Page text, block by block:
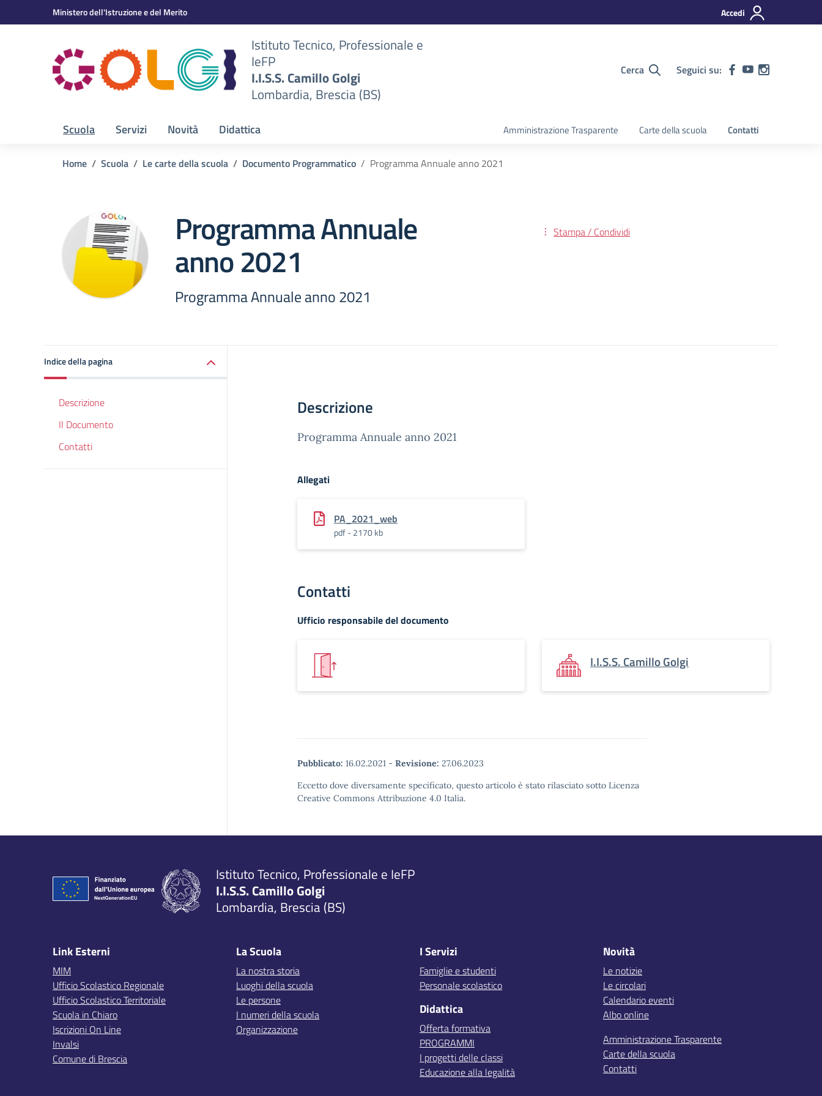
Vai ai contenuti
Vai al menu di navigazioneMinistero dell'Istruzione e del Merito Accedi
Istituto Tecnico, Professionale e
IeFP
I.I.S.S. Camillo Golgi
Lombardia, Brescia (BS)
Cerca Seguici su:
Scuola Servizi Novità Didattica Amministrazione Trasparente Carte della scuola Contatti
Home Scuola Le carte della scuola Documento Programmatico Programma Annuale anno 2021
Programma Annuale
anno 2021
Programma Annuale anno 2021
Stampa / Condividi
Indice della pagina
Descrizione
Il Documento
Contatti
Descrizione
Programma Annuale anno 2021
Allegati
PA_2021_web
pdf - 2170 kb
Contatti
Ufficio responsabile del documento
I.I.S.S. Camillo Golgi
Pubblicato: 16.02.2021 - Revisione: 27.06.2023
Eccetto dove diversamente specificato, questo articolo è stato rilasciato sotto Licenza
Creative Commons Attribuzione 4.0 Italia.
Istituto Tecnico, Professionale e IeFP
I.I.S.S. Camillo Golgi
Lombardia, Brescia (BS)
Link Esterni
MIM
Ufficio Scolastico Regionale
Ufficio Scolastico Territoriale
Scuola in Chiaro
Iscrizioni On Line
Invalsi
Comune di Brescia
La Scuola
La nostra storia
Luoghi della scuola
Le persone
I numeri della scuola
Organizzazione
I Servizi
Famiglie e studenti
Personale scolastico
Didattica
Offerta formativa
PROGRAMMI
I progetti delle classi
Educazione alla legalità
Novità
Le notizie
Le circolari
Calendario eventi
Albo online
Amministrazione Trasparente
Carte della scuola
Contatti